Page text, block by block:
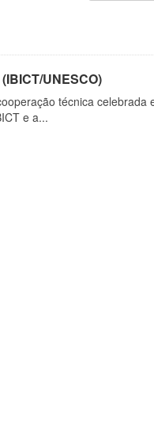
UNESCO)
técnica celebrada
e a...